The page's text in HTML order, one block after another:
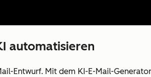
automatisieren
Entwurf. Mit dem KI-E-Mail-